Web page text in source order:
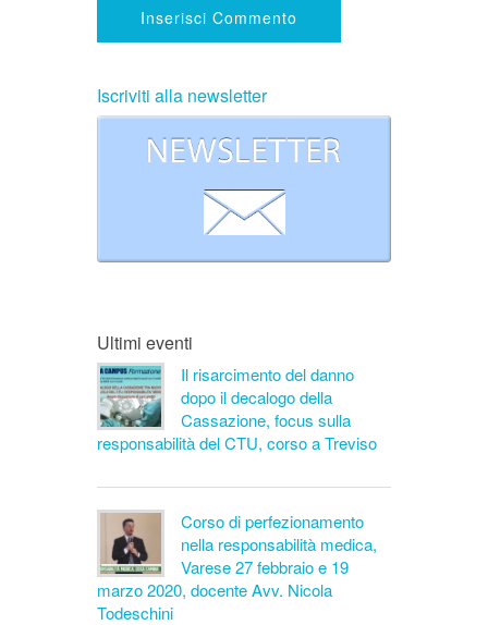
Iscriviti alla newsletter
Ultimi eventi
Il risarcimento del danno
dopo il decalogo della
Cassazione, focus sulla
responsabilità del CTU, corso a Treviso
Corso di perfezionamento
nella responsabilità medica,
Varese 27 febbraio e 19
marzo 2020, docente Avv. Nicola
Todeschini